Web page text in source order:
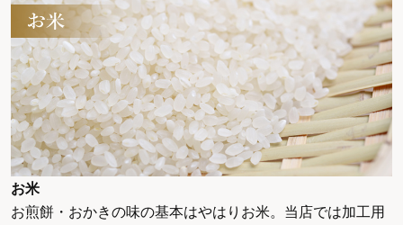
お米
お煎餅・おかきの味の基本はやはりお米。当店では加工用